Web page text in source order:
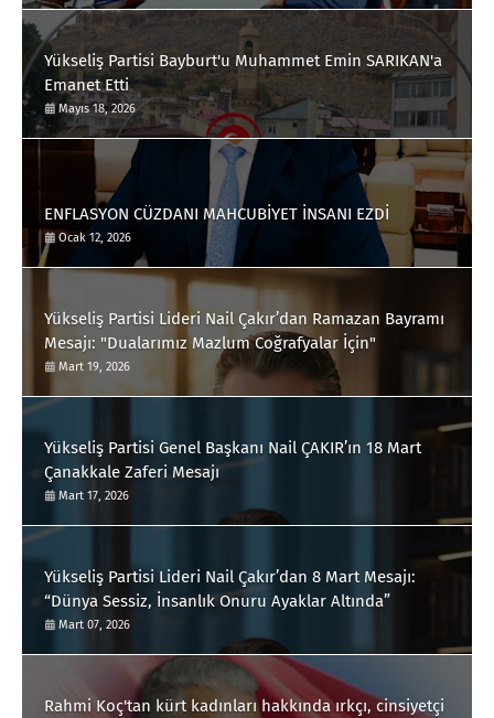
Yükseliş Partisi Bayburt'u Muhammet Emin SARIKAN'a
Emanet Etti
Mayıs 18, 2026
ENFLASYON CÜZDANI MAHCUBİYET İNSANI EZDİ
Ocak 12, 2026
Yükseliş Partisi Lideri Nail Çakır’dan Ramazan Bayramı
Mesajı: "Dualarımız Mazlum Coğrafyalar İçin"
Mart 19, 2026
Yükseliş Partisi Genel Başkanı Nail ÇAKIR’ın 18 Mart
Çanakkale Zaferi Mesajı
Mart 17, 2026
Yükseliş Partisi Lideri Nail Çakır’dan 8 Mart Mesajı:
“Dünya Sessiz, İnsanlık Onuru Ayaklar Altında”
Mart 07, 2026
Rahmi Koç'tan kürt kadınları hakkında ırkçı, cinsiyetçi